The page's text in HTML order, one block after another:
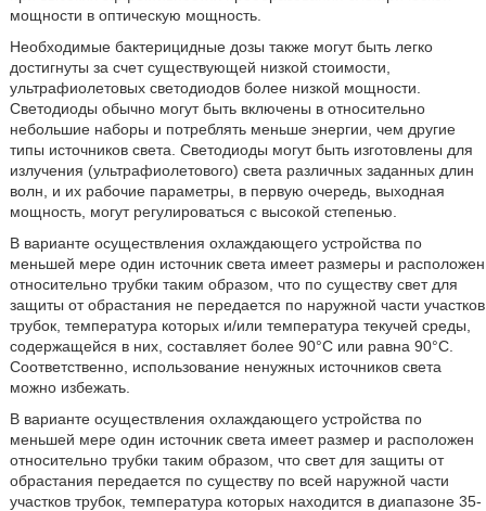
мощности в оптическую мощность.
Необходимые бактерицидные дозы также могут быть легко
достигнуты за счет существующей низкой стоимости,
ультрафиолетовых светодиодов более низкой мощности.
Светодиоды обычно могут быть включены в относительно
небольшие наборы и потреблять меньше энергии, чем другие
типы источников света. Светодиоды могут быть изготовлены для
излучения (ультрафиолетового) света различных заданных длин
волн, и их рабочие параметры, в первую очередь, выходная
мощность, могут регулироваться с высокой степенью.
В варианте осуществления охлаждающего устройства по
меньшей мере один источник света имеет размеры и расположен
относительно трубки таким образом, что по существу свет для
защиты от обрастания не передается по наружной части участков
трубок, температура которых и/или температура текучей среды,
содержащейся в них, составляет более 90°C или равна 90°C.
Соответственно, использование ненужных источников света
можно избежать.
В варианте осуществления охлаждающего устройства по
меньшей мере один источник света имеет размер и расположен
относительно трубки таким образом, что свет для защиты от
обрастания передается по существу по всей наружной части
участков трубок, температура которых находится в диапазоне 35-